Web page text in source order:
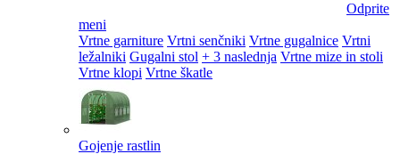
Odprite
meni
Vrtne garniture Vrtni senčniki Vrtne gugalnice Vrtni
ležalniki Gugalni stol + 3 naslednja Vrtne mize in stoli
Vrtne klopi Vrtne škatle
Gojenje rastlin